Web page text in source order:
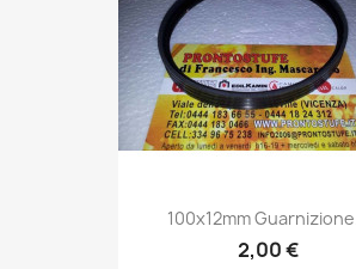
100x12mm
2,00 €